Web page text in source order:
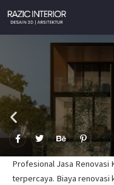
content
F
a
e
b
o
T
w
t
t
e
B
e
h
a
n
c
P
i
n
t
e
r
Profesional Jasa Renovasi
terpercaya. Biaya renovasi